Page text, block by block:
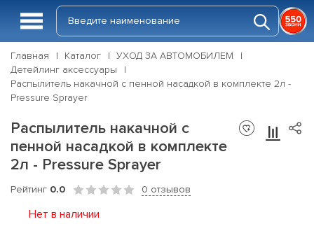
Главная Каталог
УХОД ЗА АВТОМОБИЛЕМ
Детейлинг аксессуары
Распылитель накачной с пенной насадкой в комплекте 2л -
Pressure Sprayer
Распылитель накачной с
пенной насадкой в комплекте
2л - Pressure Sprayer
Рейтинг 0.0 0 отзывов
Нет в наличии